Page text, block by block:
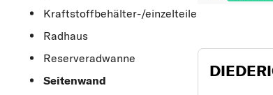
Kraftstoffbehälter-/einzelteile
Radhaus
Reserveradwanne
Seitenwand